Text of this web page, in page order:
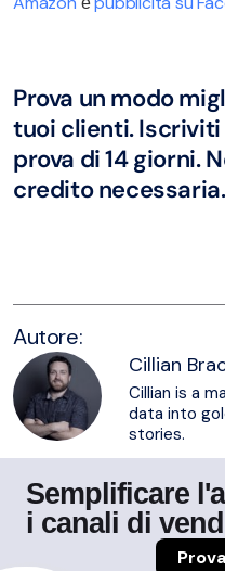
Prova un modo
tuoi clienti. Iscriviti
prova di 14 giorni.
credito necessaria.
Autore:
Cillian
Cillian is a
data into
stories.
Semplificare
i canali di